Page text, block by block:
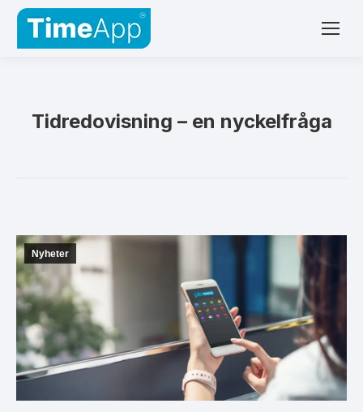
Tidredovisning – en nyckelfråga
Nyheter